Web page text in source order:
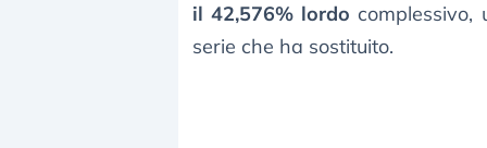
il 42,576% lordo
serie che ha sostituito.